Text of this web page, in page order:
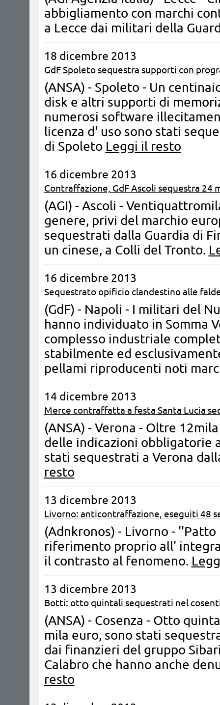
abbigliamento con marchi
a Lecce dai militari della
18 dicembre 2013
GdF Spoleto sequestra supporti con
(ANSA) - Spoleto - Un
disk e altri supporti di
numerosi software
licenza d' uso sono stati
di Spoleto Leggi il resto
16 dicembre 2013
Contraffazione, GdF Ascoli sequestra 24
(AGI) - Ascoli -
genere, privi del marchio
sequestrati dalla Guardia di
un cinese, a Colli del Tronto.
16 dicembre 2013
Sequestrato opificio clandestino alle
(GdF) - Napoli - I militari del
hanno individuato in Somma
complesso industriale
stabilmente ed
pellami riproducenti noti
14 dicembre 2013
Merce contraffatta a festa Santa Lucia
(ANSA) - Verona - Oltre
delle indicazioni obbligatorie
stati sequestrati a Verona
resto
13 dicembre 2013
Livorno: anticontraffazione, eseguiti 48
(Adnkronos) - Livorno -
riferimento proprio all'
il contrasto al fenomeno.
13 dicembre 2013
Botti: otto quintali sequestrati nel
(ANSA) - Cosenza - Otto
mila euro, sono stati
dai finanzieri del gruppo
Calabro che hanno anche
resto